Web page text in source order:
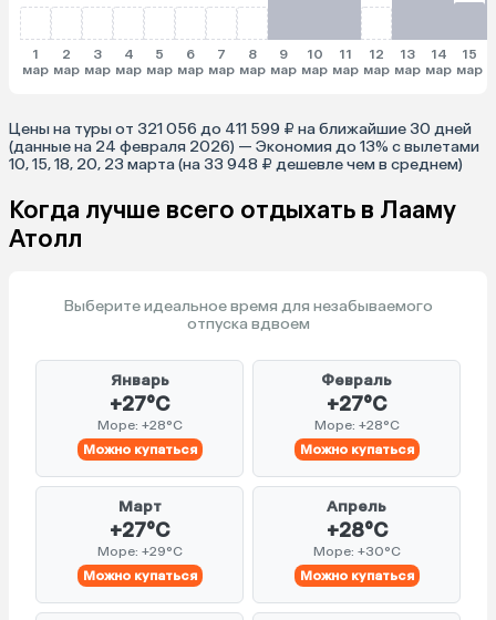
1
мар
2
мар
3
мар
4
мар
5
мар
6
мар
7
мар
8
мар
9
мар
10
мар
11
мар
12
мар
13
мар
14
мар
15
мар
Цены на туры от 321 056 до 411 599 ₽ на ближайшие 30 дней
(данные на 24 февраля 2026) — Экономия до 13% с вылетами
10, 15, 18, 20, 23 марта (на 33 948 ₽ дешевле чем в среднем)
Когда лучше всего отдыхать в Лааму
Атолл
Выберите идеальное время для незабываемого
отпуска вдвоем
Январь
+27°C
Море: +28°C
Можно купаться
Февраль
+27°C
Море: +28°C
Можно купаться
Март
+27°C
Море: +29°C
Можно купаться
Апрель
+28°C
Море: +30°C
Можно купаться